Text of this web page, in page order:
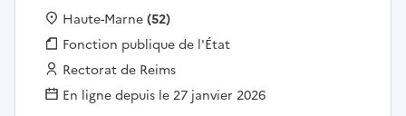
Localisation :
Haute-Marne(52)
Fonction publique :
Fonction publique de l'État
Employeur :
Rectorat de Reims
En ligne depuis le 27 janvier 2026